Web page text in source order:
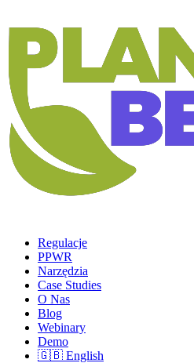
Regulacje
PPWR
Narzędzia
Case Studies
O Nas
Blog
Webinary
Demo
🇬🇧 English